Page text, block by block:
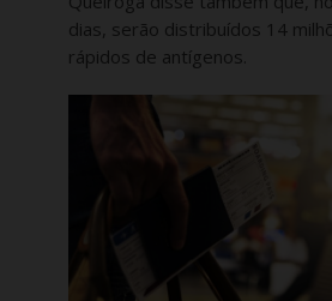
dias, serão distribuídos 14
rápidos de antígenos.